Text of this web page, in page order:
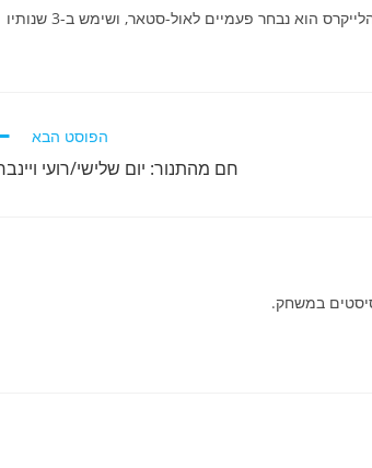
ג'מאל ויליקס שיחק בלייקרס בין 1977 ל-1985, ולקח איתם 4 טבעות אליפות. במדי הלייקרס הוא נבחר פעמיים לאול-סטאר, ושימש ב-3 שנותיו
הפוסט הבא
חם מהתנור: יום שלישי/רועי